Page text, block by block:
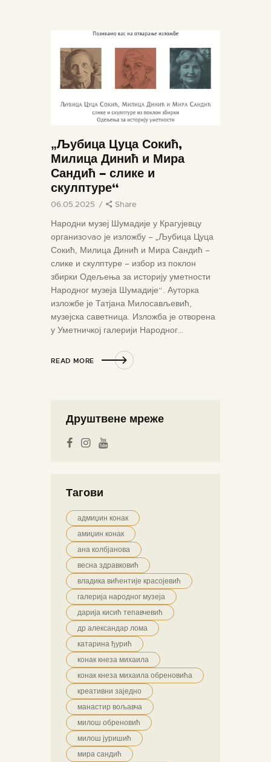
ПОЧЕТНА
О МУЗЕЈУ
ОБЈЕКТИ
ЗБИРКЕ
ВЕСТИ
ИЗЛОЖБЕ
ДОКУМЕНТА
ВИРТУЕЛНА ТУРА
КОНТАКТ
„Љубица Цуца Сокић,
Милица Динић и Мира
Сандић – слике и
скулптуре“
06.05.2025 Share
Народни музеј Шумадије у Крагујевцу
организovao је изложбу – „Љубица Цуца
Сокић, Милица Динић и Мира Сандић –
слике и скулптуре – избор из поклон
збирки Одељења за историју уметности
Народног музеја Шумадије“. Ауторка
изложбе је Татјана Милосављевић,
музејска саветница. Изложба jе отворена
у Уметничкој галерији Народног…
READ MORE
Друштвене мреже
Тагови
адмиџин конак
амиџин конак
ана колбјанова
весна здравковић
владика вићентије красојевић
галерија народног музеја
дарија кисић тепавчевић
др александар лома
катарина ђурић
конак кнеза михаила
конак кнеза михаила обреновића
креативни заједно
манастир вољавча
милош обреновић
милош јуришић
мира сандић